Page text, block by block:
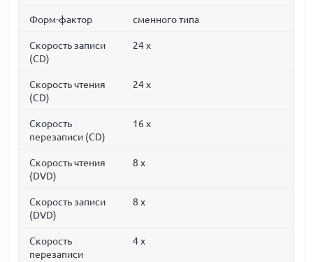
Форм-фактор сменного типа
Скорость записи
(CD)
24 x
Скорость чтения
(CD)
24 x
Скорость
перезаписи (CD)
16 x
Скорость чтения
(DVD)
8 x
Скорость записи
(DVD)
8 x
Скорость
перезаписи
4 x